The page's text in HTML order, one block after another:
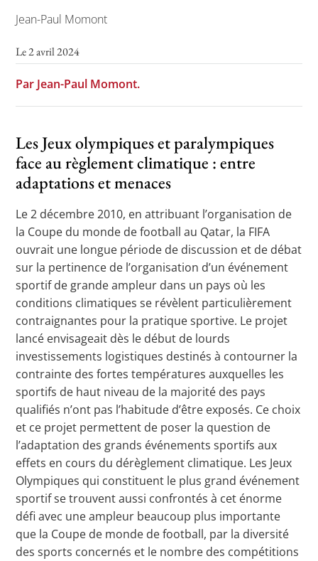
Jean-Paul Momont
Le 2 avril 2024
Par Jean-Paul Momont.
Les Jeux olympiques et paralympiques
face au règlement climatique : entre
adaptations et menaces
Le 2 décembre 2010, en attribuant l’organisation de
la Coupe du monde de football au Qatar, la FIFA
ouvrait une longue période de discussion et de débat
sur la pertinence de l’organisation d’un événement
sportif de grande ampleur dans un pays où les
conditions climatiques se révèlent particulièrement
contraignantes pour la pratique sportive. Le projet
lancé envisageait dès le début de lourds
investissements logistiques destinés à contourner la
contrainte des fortes températures auxquelles les
sportifs de haut niveau de la majorité des pays
qualifiés n’ont pas l’habitude d’être exposés. Ce choix
et ce projet permettent de poser la question de
l’adaptation des grands événements sportifs aux
effets en cours du dérèglement climatique. Les Jeux
Olympiques qui constituent le plus grand événement
sportif se trouvent aussi confrontés à cet énorme
défi avec une ampleur beaucoup plus importante
que la Coupe de monde de football, par la diversité
des sports concernés et le nombre des compétitions